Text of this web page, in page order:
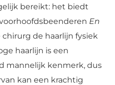
bereikt: het biedt
En
de haarlijn fysiek
haarlijn is een
mannelijk kenmerk, dus
kan een krachtig